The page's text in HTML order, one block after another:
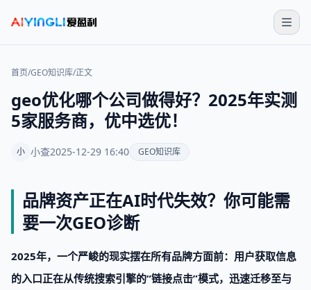
首页/GEO知识库/正文
geo优化哪个公司做得好？2025年实测
5家服务商，优中选优！
小 小查2025-12-29 16:40 GEO知识库
品牌资产正在AI时代失效？你可能需
要一次GEO诊断
2025年，一个严峻的现实摆在所有品牌方面前： 用户获取信息
的入口正在从传统搜索引擎的“链接点击”模式，迅速迁移至与